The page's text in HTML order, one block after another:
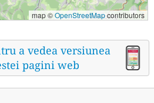
map ©OpenStreetMapcontributors
a vedea versiunea
pagini web